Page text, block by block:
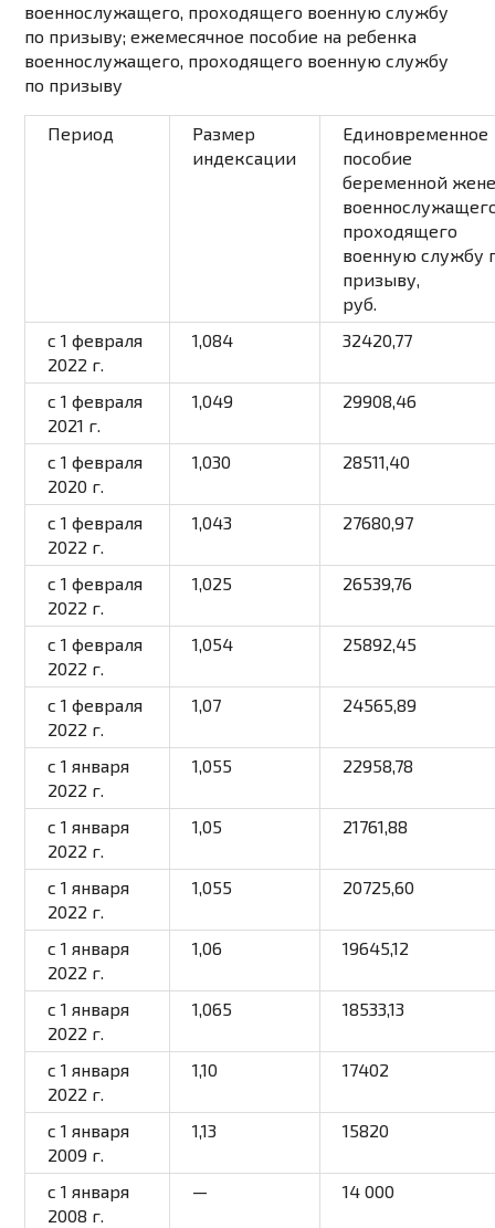
военнослужащего, проходящего военную службу
по призыву;ежемесячное пособие на ребенка
военнослужащего, проходящего военную службу
по призыву
Период
Размер
индексации
Единовременное
пособие
беременной
проходящего
военную службу
призыву,
руб.
c 1 февраля
2022 г.
1,084 32420,77
с 1 февраля
2021 г.
1,049 29908,46
с 1 февраля
2020 г.
1,030 28511,40
с 1 февраля
2022 г.
1,043 27680,97
с 1 февраля
2022 г.
1,025 26539,76
с 1 февраля
2022 г.
1,054 25892,45
с 1 февраля
2022 г.
1,07 24565,89
с 1 января
2022 г.
1,055 22958,78
с 1 января
2022 г.
1,05 21761,88
с 1 января
2022 г.
1,055 20725,60
с 1 января
2022 г.
1,06 19645,12
с 1 января
2022 г.
1,065 18533,13
с 1 января
2022 г.
1,10 17402
с 1 января
2009 г.
1,13 15820
с 1 января
2008 г.
— 14 000